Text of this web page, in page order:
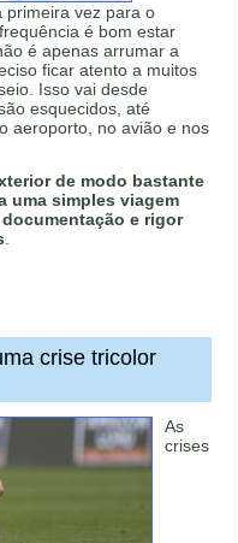
primeira vez para o
é bom estar
é apenas arrumar a
ficar atento a muitos
Isso vai desde
esquecidos, até
aeroporto, no avião e nos
de modo bastante
uma simples viagem
e rigor
crise tricolor
As
crises